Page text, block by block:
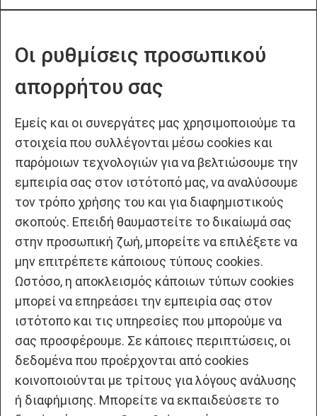
Οι ρυθμίσεις προσωπικού
απορρήτου σας
Εμείς και οι συνεργάτες μας χρησιμοποιούμε τα
στοιχεία που συλλέγονται μέσω cookies και
παρόμοιων τεχνολογιών για να βελτιώσουμε την
εμπειρία σας στον ιστότοπό μας, να αναλύσουμε
τον τρόπο χρήσης του και για διαφημιστικούς
σκοπούς. Επειδή θαυμαστείτε το δικαίωμά σας
στην προσωπική ζωή, μπορείτε να επιλέξετε να
μην επιτρέπετε κάποιους τύπους cookies.
Ωστόσο, η αποκλεισμός κάποιων τύπων cookies
μπορεί να επηρεάσει την εμπειρία σας στον
ιστότοπο και τις υπηρεσίες που μπορούμε να
σας προσφέρουμε. Σε κάποιες περιπτώσεις, οι
δεδομένα που προέρχονται από cookies
κοινοποιούνται με τρίτους για λόγους ανάλυσης
ή διαφήμισης. Μπορείτε να εκπαιδεύσετε το